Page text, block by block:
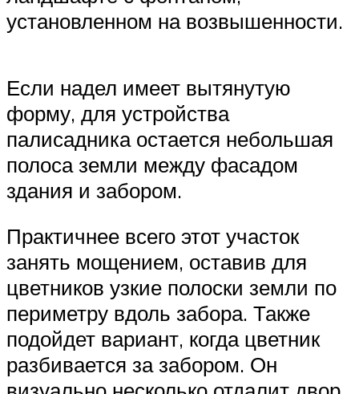
установленном на возвышенности.
Если надел имеет вытянутую
форму, для устройства
палисадника остается небольшая
полоса земли между фасадом
здания и забором.
Практичнее всего этот участок
занять мощением, оставив для
цветников узкие полоски земли по
периметру вдоль забора. Также
подойдет вариант, когда цветник
разбивается за забором. Он